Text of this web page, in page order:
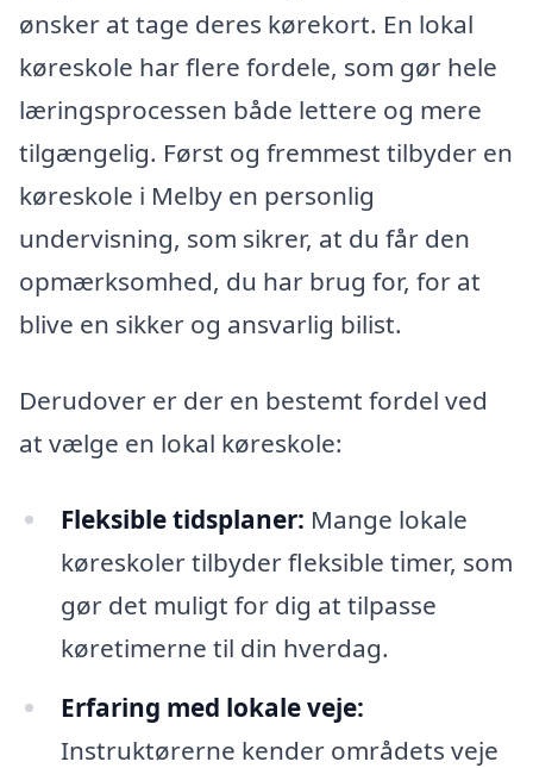
ønsker at tage deres kørekort. En lokal
køreskole har flere fordele, som gør hele
læringsprocessen både lettere og mere
tilgængelig. Først og fremmest tilbyder en
køreskole i Melby en personlig
undervisning, som sikrer, at du får den
opmærksomhed, du har brug for, for at
blive en sikker og ansvarlig bilist.
Derudover er der en bestemt fordel ved
at vælge en lokal køreskole:
Fleksible tidsplaner: Mange lokale
køreskoler tilbyder fleksible timer, som
gør det muligt for dig at tilpasse
køretimerne til din hverdag.
Erfaring med lokale veje:
Instruktørerne kender områdets veje